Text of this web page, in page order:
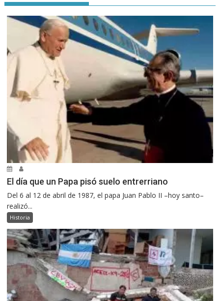
El día que un Papa pisó suelo entrerriano
Del 6 al 12 de abril de 1987, el papa Juan Pablo II –hoy santo–
realizó...
Historia